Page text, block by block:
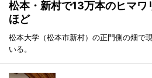
松本・新村で13万本のヒマ
ほど
松本大学（松本市新村）の正門側の畑で
いる。